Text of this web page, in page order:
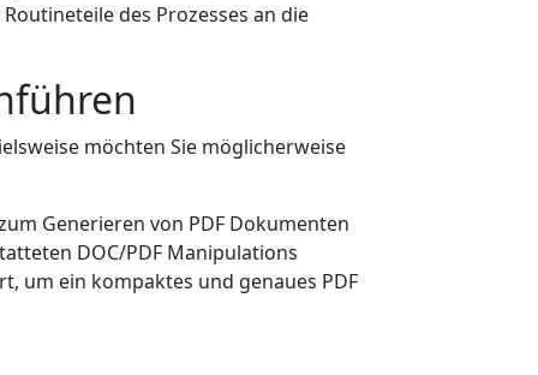
des Prozesses an die
möchten Sie möglicherweise
Generieren von PDF Dokumenten
DOC/PDF Manipulations
um ein kompaktes und genaues PDF